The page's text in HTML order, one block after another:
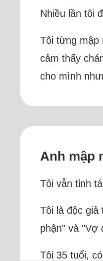
Nhiều lần tôi
Tôi từng mập
cảm thấy
cho mình
Anh mập
Tôi vẫn tỉnh
Tôi là độc giả
phận" và "Vợ
Tôi 35 tuổi,